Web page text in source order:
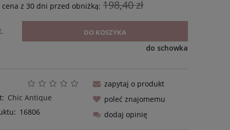
cena z 30 dni przed obniżką:198,40 zł
DO KOSZYKA
do schowka
Chic Antique
16806
zapytaj o produkt
poleć znajomemu
dodaj opinię